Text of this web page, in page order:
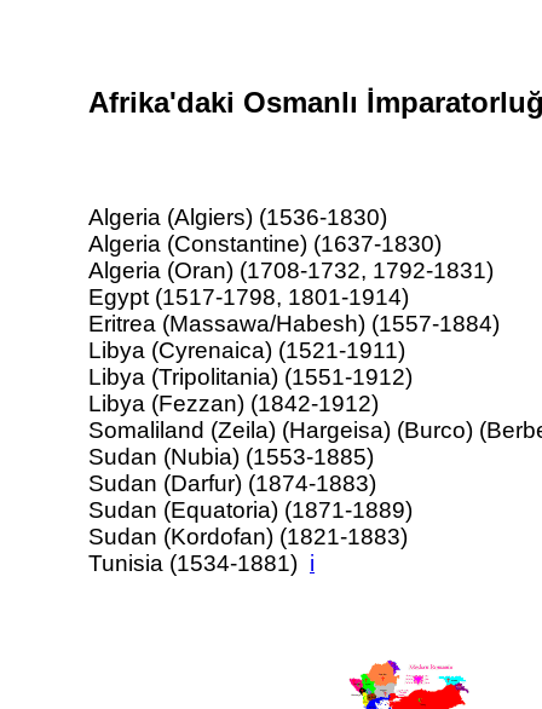
Afrika'daki Osmanlı
Algeria (Algiers) (1536-1830)
Algeria (Constantine) (1637-1830)
Algeria (Oran) (1708-1732, 1792-1831)
Egypt (1517-1798, 1801-1914)
Eritrea (Massawa/Habesh) (1557-1884)
Libya (Cyrenaica) (1521-1911)
Libya (Tripolitania) (1551-1912)
Libya (Fezzan) (1842-1912)
Somaliland (Zeila) (Hargeisa) (Burco)
Sudan (Nubia) (1553-1885)
Sudan (Darfur) (1874-1883)
Sudan (Equatoria) (1871-1889)
Sudan (Kordofan) (1821-1883)
Tunisia (1534-1881) i